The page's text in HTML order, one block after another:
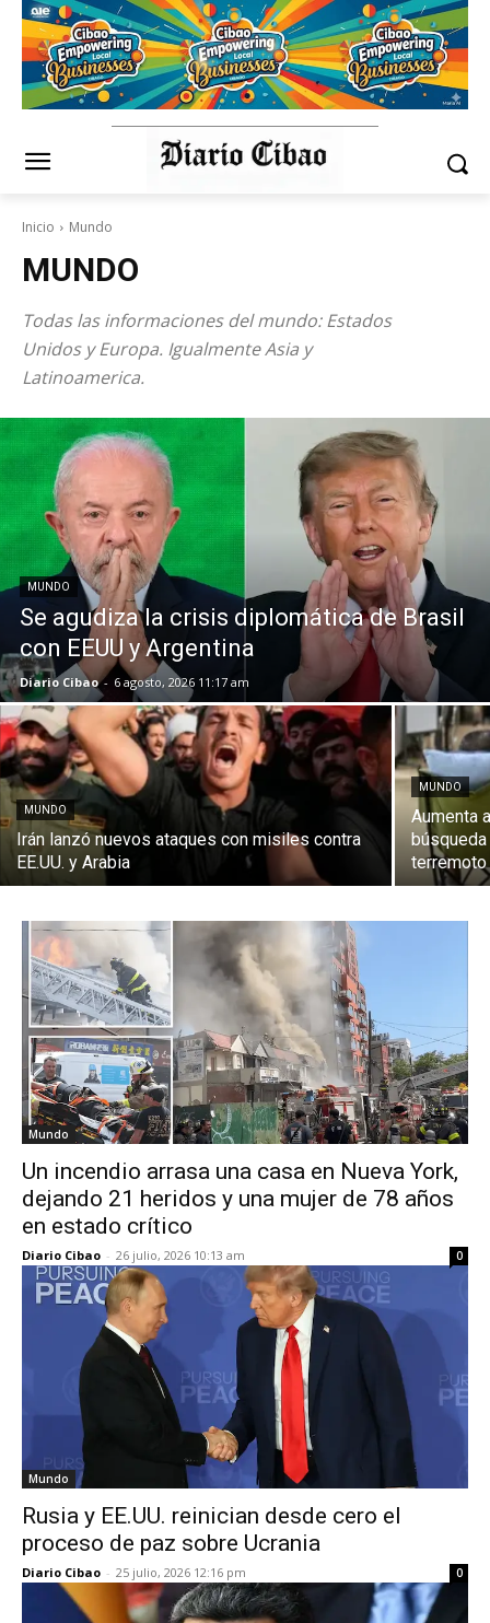
Inicio Mundo
MUNDO
Todas las informaciones del mundo: Estados
Unidos y Europa. Igualmente Asia y
Latinoamerica.
MUNDO
Se agudiza la crisis diplomática de Brasil
con EEUU y Argentina
Diario Cibao - 6 agosto, 2026 11:17 am
MUNDO
Irán lanzó nuevos ataques con misiles contra
EE.UU. y Arabia
MUNDO
Aumenta
terremoto
Mundo
Un incendio arrasa una casa en Nueva York,
dejando 21 heridos y una mujer de 78 años
en estado crítico
Diario Cibao - 26 julio, 2026 10:13 am 0
Mundo
Rusia y EE.UU. reinician desde cero el
proceso de paz sobre Ucrania
Diario Cibao - 25 julio, 2026 12:16 pm 0